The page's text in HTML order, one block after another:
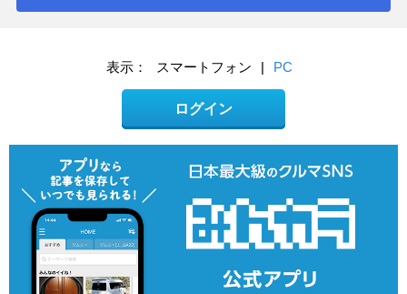
表示： スマートフォン | PC
ログイン